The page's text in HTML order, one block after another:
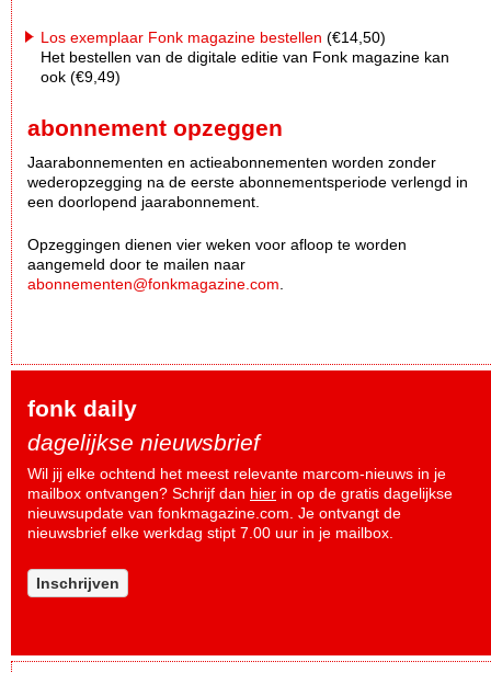
Los exemplaar Fonk magazine bestellen (€14,50)
Het bestellen van de digitale editie van Fonk magazine kan
ook (€9,49)
abonnement opzeggen
Jaarabonnementen en actieabonnementen worden zonder
wederopzegging na de eerste abonnementsperiode verlengd in
een doorlopend jaarabonnement.
Opzeggingen dienen vier weken voor afloop te worden
aangemeld door te mailen naar
abonnementen@fonkmagazine.com
fonk daily
dagelijkse nieuwsbrief
Wil jij elke ochtend het meest relevante marcom-nieuws in je
mailbox ontvangen? Schrijf dan hier in op de gratis dagelijkse
nieuwsupdate van fonkmagazine.com. Je ontvangt de
nieuwsbrief elke werkdag stipt 7.00 uur in je mailbox.
Inschrijven